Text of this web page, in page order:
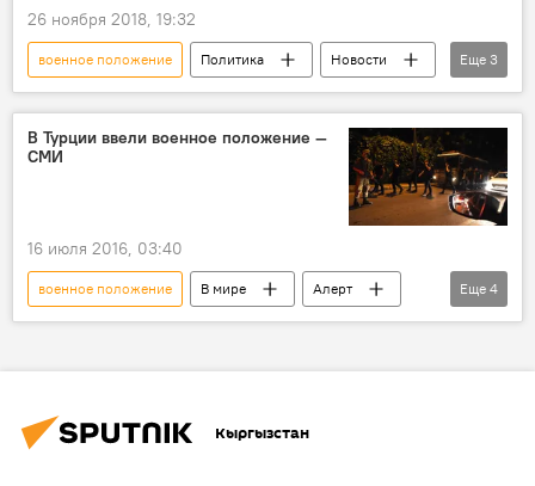
26 ноября 2018, 19:32
военное положение Политика
Новости
В мире
Украина Петр Порошенко
Еще 3
В Турции ввели военное положение —
СМИ
16 июля 2016, 03:40
военное положение В мире
Aлерт
Происшествия
Турция
переворот
Еще 4
Кыргызстан